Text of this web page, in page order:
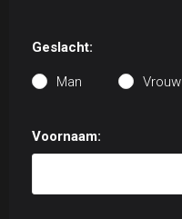
Geslacht:
Man Vrouw
Voornaam: